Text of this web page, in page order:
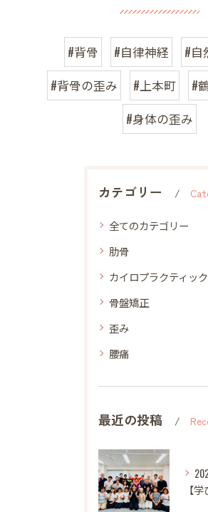
#背骨 #自律神経
#自
#背骨の歪み
#上本町 #
#身体の歪み
カテゴリー
全てのカテゴリー
肋骨
カイロプラクティック
骨盤矯正
歪み
腰痛
最近の投稿
【